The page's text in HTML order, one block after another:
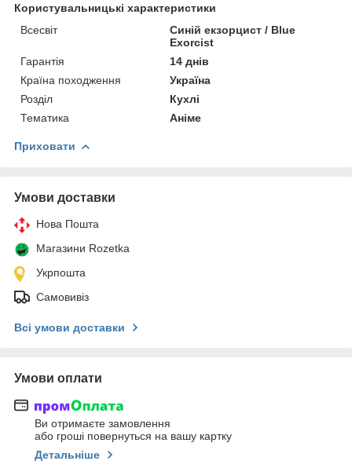
Користувальницькі характеристики
Всесвіт
Синій екзорцист / Blue
Exorcist
Гарантія
14 днів
Країна походження
Україна
Розділ
Кухлі
Тематика
Аніме
Приховати
Умови доставки
Нова Пошта
Магазини Rozetka
Укрпошта
Самовивіз
Всі умови доставки
Умови оплати
Ви отримаєте замовлення
або гроші повернуться на вашу картку
Детальніше